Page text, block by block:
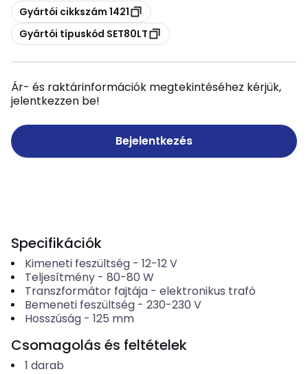
Másolás
Gyártói cikkszám 1421
Másolás
Gyártói típuskód SET80LT
Ár- és raktárinformációk megtekintéséhez kérjük,
jelentkezzen be!
Bejelentkezés
Specifikációk
Kimeneti feszültség- 12-12V
Teljesítmény- 80-80 W
Transzformátor fajtája- elektronikus trafó
Bemeneti feszültség- 230-230 V
Hosszúság- 125 mm
Csomagolás és feltételek
1 darab